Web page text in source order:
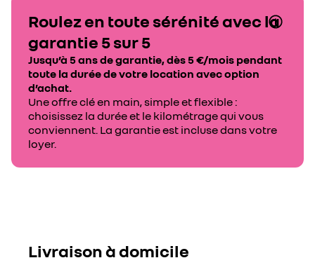
Roulez en toute sérénité avec la
garantie 5 sur 5
Jusqu’à 5 ans de garantie, dès 5 €/mois pendant
toute la durée de votre location avec option
d’achat.
Une offre clé en main, simple et flexible :
choisissez la durée et le kilométrage qui vous
conviennent. La garantie est incluse dans votre
loyer.
Livraison à domicile